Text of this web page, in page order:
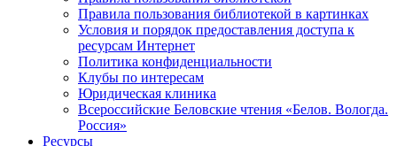
Правила пользования библиотекой в картинках
Условия и порядок предоставления доступа к
ресурсам Интернет
Политика конфиденциальности
Клубы по интересам
Юридическая клиника
Всероссийские Беловские чтения «Белов. Вологда.
Россия»
Ресурсы